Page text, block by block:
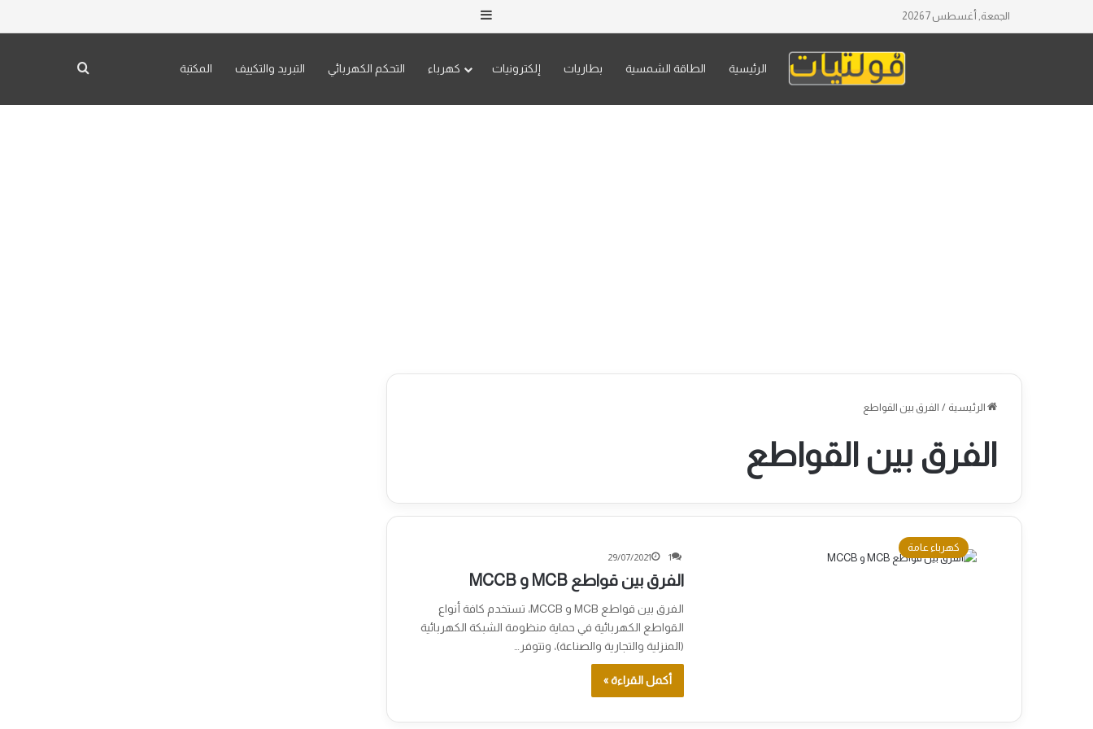
الجمعة, أغسطس 7 2026
الرئيسية الطاقة الشمسية بطاريات إلكترونيات كهرباء التحكم الكهربائي التبريد والتكييف المكتبة
الرئيسية / الفرق بين القواطع
الفرق بين القواطع
كهرباء عامة
29/07/2021 1
الفرق بين قواطع MCB و MCCB
الفرق بين قواطع MCB و MCCB، تستخدم كافة أنواع
القواطع الكهربائية في حماية منظومة الشبكة الكهربائية
(المنزلية والتجارية والصناعة)، وتتوفر…
أكمل القراءة »